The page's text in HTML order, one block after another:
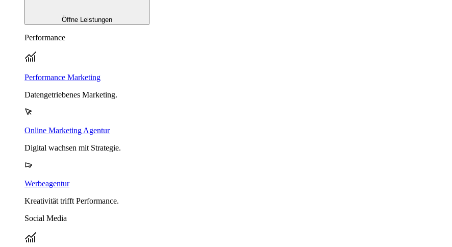
Öffne Leistungen
Performance
Performance Marketing
Datengetriebenes Marketing.
Online Marketing Agentur
Digital wachsen mit Strategie.
Werbeagentur
Kreativität trifft Performance.
Social Media